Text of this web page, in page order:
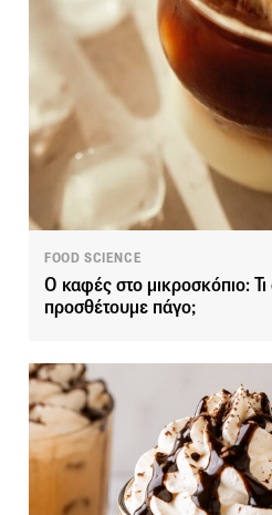
FOOD SCIENCE
Ο καφές στο μικροσκόπιο: Τι
προσθέτουμε πάγο;